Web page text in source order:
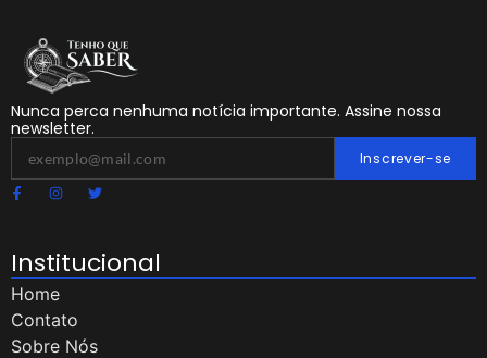
Nunca perca nenhuma notícia importante. Assine nossa
newsletter.
Inscrever-se
Institucional
Home
Contato
Sobre Nós